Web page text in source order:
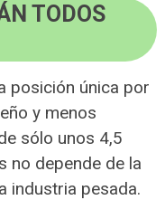
TODOS
posición única por
y menos
sólo unos 4,5
no depende de la
industria pesada.